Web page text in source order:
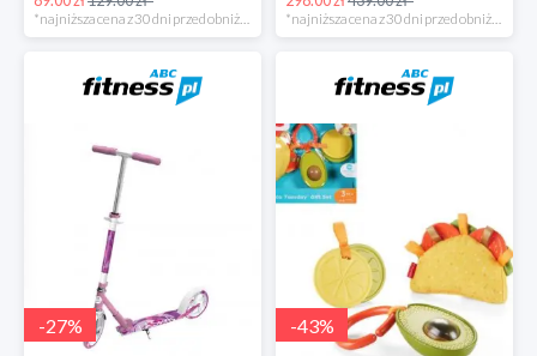
*najniższa cena z 30 dni przed obniżką *najniższa cena z 30 dni przed obniżką
-27% -43%